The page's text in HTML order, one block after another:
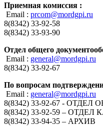
Приемная комиссия :
Email : prcom@mordgpi.ru
8(8342) 33-92-58
8(8342) 33-93-90
Отдел общего
Email : general@mordgpi.ru
8(8342) 33-92-67
По вопросам
Email : general@mordgpi.ru
8(8342) 33-92-67 -
8(8342) 33-92-59 – ОТДЕЛ
8(8342) 33-94-35 – АРХИВ